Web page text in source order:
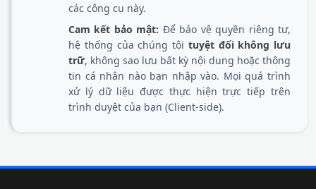
các công cụ này.
Cam kết bảo mật: Để bảo vệ quyền riêng tư,
hệ thống của chúng tôi tuyệt đối không lưu
trữ, không sao lưu bất kỳ nội dung hoặc thông
tin cá nhân nào bạn nhập vào. Mọi quá trình
xử lý dữ liệu được thực hiện trực tiếp trên
trình duyệt của bạn (Client-side).